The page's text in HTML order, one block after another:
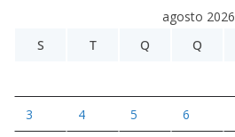
agosto 2026
S
T Q Q
3 4 5 6